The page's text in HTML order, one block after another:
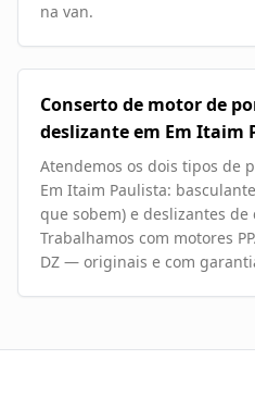
na van.
Conserto de motor de
deslizante em Em Itaim
Atendemos os dois tipos de
Em Itaim Paulista:
que sobem) e deslizantes
Trabalhamos com motores
DZ — originais e com